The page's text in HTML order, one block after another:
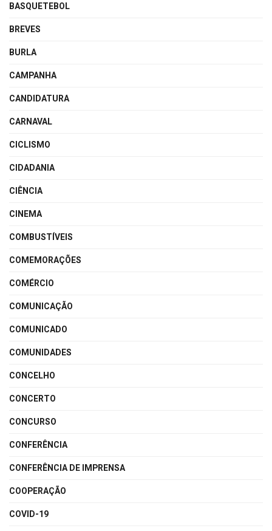
BASQUETEBOL
BREVES
BURLA
CAMPANHA
CANDIDATURA
CARNAVAL
CICLISMO
CIDADANIA
CIÊNCIA
CINEMA
COMBUSTÍVEIS
COMEMORAÇÕES
COMÉRCIO
COMUNICAÇÃO
COMUNICADO
COMUNIDADES
CONCELHO
CONCERTO
CONCURSO
CONFERÊNCIA
CONFERÊNCIA DE IMPRENSA
COOPERAÇÃO
COVID-19